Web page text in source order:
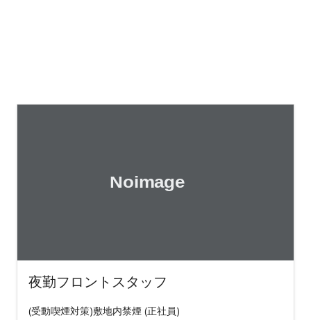
夜勤フロントスタッフ
(受動喫煙対策)敷地内禁煙 (正社員)